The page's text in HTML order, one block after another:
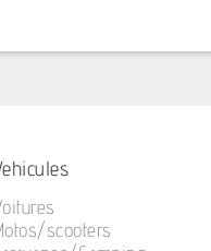
scooters